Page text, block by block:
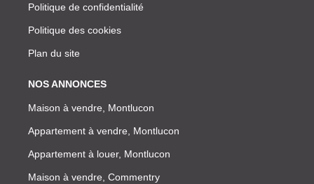
Politique de confidentialité
Politique des cookies
Plan du site
NOS ANNONCES
Maison à vendre, Montlucon
Appartement à vendre, Montlucon
Appartement à louer, Montlucon
Maison à vendre, Commentry